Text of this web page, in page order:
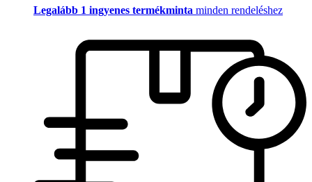
Legalább 1 ingyenes termékminta minden rendeléshez